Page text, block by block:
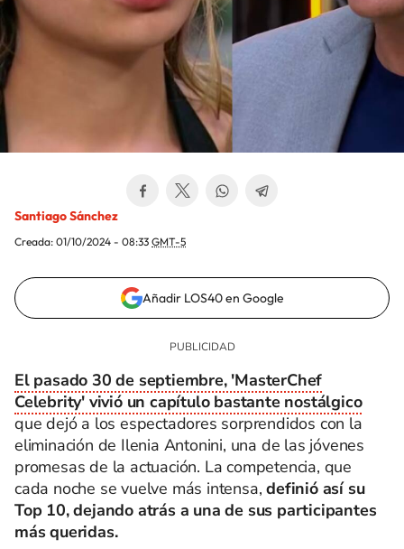
Santiago Sánchez
Creada: 01/10/2024 - 08:33 GMT-5
Añadir LOS40 en Google
El pasado 30 de septiembre, 'MasterChef
Celebrity' vivió un capítulo bastante nostálgico
que dejó a los espectadores sorprendidos con la
eliminación de Ilenia Antonini, una de las jóvenes
promesas de la actuación. La competencia, que
cada noche se vuelve más intensa,definió así su
Top 10, dejando atrás a una de sus participantes
más queridas.